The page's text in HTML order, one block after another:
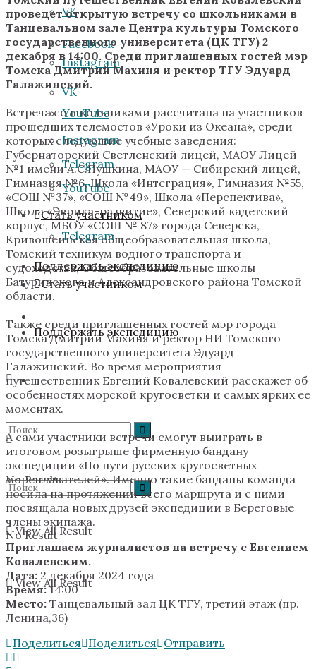
VK
Instagram
YouTube
Telegram
Стать участником
Поддержать экспедицию
No Result
View All Result
Facebook
VK
Instagram
YouTube
Telegram
Стать участником
Поддержать экспедицию
No Result
View All Result
проведет открытую встречу со школьниками в
Танцевальном зале Центра культуры Томского
государственного университета (ЦК ТГУ) 2
декабря в 14:00. Среди приглашенных гостей мэр
Томска Дмитрий Махиня и ректор ТГУ Эдуард
Галажинский.
Встреча со школьниками рассчитана на участников
прошедших телемостов «Уроки из Океана», среди
которых следующие учебные заведения:
Губернаторский Светленский лицей, МАОУ Лицей
№1 имени А.С.Пушкина, МАОУ — Сибирский лицей,
Гимназия №6, Школа «Интеграция», Гимназия №55,
«СОШ №37», «СОШ №49», Школа «Перспектива»,
Школа «Эврика-развитие», Северский кадетский
корпус, МБОУ «СОШ № 87» города Северска,
Кривошеинская общеобразовательная школа,
Томский техникум водного транспорта и
судоходства, Общеобразовательные школы
Батуринского и Александровского района Томской
области.
Также среди приглашенных гостей мэр города
Томска Дмитрий Махиня и ректор НИ Томского
государственного университета Эдуард
Галажинский. Во время мероприятия
путешественник Евгений Ковалевский расскажет об
особенностях морской кругосветки и самых ярких ее
моментах.
А сами участники встречи смогут выиграть в
итоговом розыгрыше фирменную бандану
экспедиции «По пути русских кругосветных
мореплавателей». Именно такие банданы команда
носила на протяжении всего маршрута и с ними
посвящала новых друзей экспедиции в Береговые
члены экипажа.
Приглашаем журналистов на встречу с Евгением
Ковалевским.
Дата: 2 декабря 2024 года
Время:14:00
Место: Танцевальный зал ЦК ТГУ, третий этаж (пр.
Ленина,36)
Поделиться Поделиться Отправить